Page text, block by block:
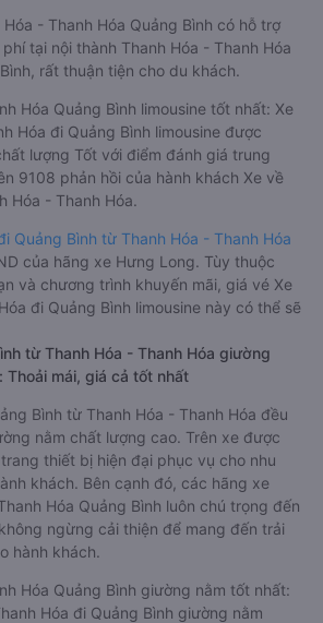
- Thanh Hóa Quảng Bình có hỗ trợ
tại nội thành Thanh Hóa - Thanh Hóa
rất thuận tiện cho du khách.
Hóa Quảng Bình limousine tốt nhất: Xe
Hóa đi Quảng Bình limousine được
lượng Tốt với điểm đánh giá trung
9108 phản hồi của hành khách Xe về
Hóa - Thanh Hóa.
Quảng Bình từ Thanh Hóa - Thanh Hóa
của hãng xe Hưng Long. Tùy thuộc
và chương trình khuyến mãi, giá vé Xe
đi Quảng Bình limousine này có thể sẽ
từ Thanh Hóa - Thanh Hóa giường
Thoải mái, giá cả tốt nhất
Bình từ Thanh Hóa - Thanh Hóa đều
nằm chất lượng cao. Trên xe được
thiết bị hiện đại phục vụ cho nhu
khách. Bên cạnh đó, các hãng xe
Hóa Quảng Bình luôn chú trọng đến
ngừng cải thiện để mang đến trải
hành khách.
Hóa Quảng Bình giường nằm tốt nhất:
Hóa đi Quảng Bình giường nằm